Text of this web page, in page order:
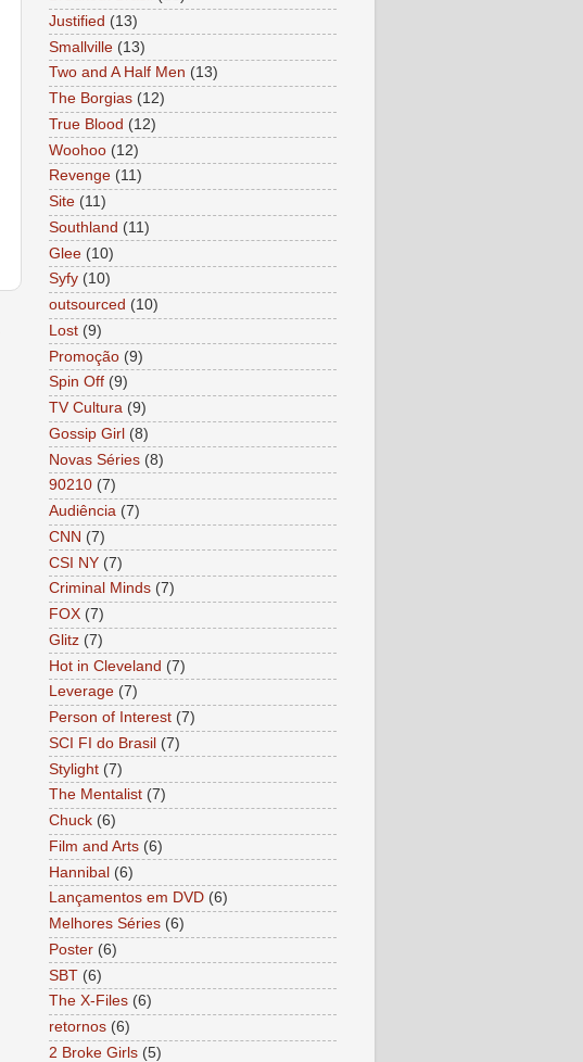
Justified (13)
Smallville (13)
Two and A Half Men (13)
The Borgias (12)
True Blood (12)
Woohoo (12)
Revenge (11)
Site (11)
Southland (11)
Glee (10)
Syfy (10)
outsourced (10)
Lost (9)
Promoção (9)
Spin Off (9)
TV Cultura (9)
Gossip Girl (8)
Novas Séries (8)
90210 (7)
Audiência (7)
CNN (7)
CSI NY (7)
Criminal Minds (7)
FOX (7)
Glitz (7)
Hot in Cleveland (7)
Leverage (7)
Person of Interest (7)
SCI FI do Brasil (7)
Stylight (7)
The Mentalist (7)
Chuck (6)
Film and Arts (6)
Hannibal (6)
Lançamentos em DVD (6)
Melhores Séries (6)
Poster (6)
SBT (6)
The X-Files (6)
retornos (6)
2 Broke Girls (5)